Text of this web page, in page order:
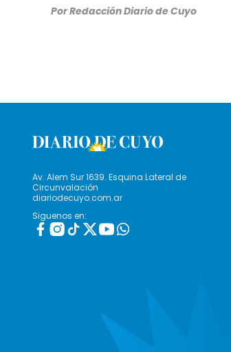
PorRedacción Diario de Cuyo
Av. Alem Sur 1639. Esquina Lateral de
Circunvalación
diariodecuyo.com.ar
Siguenos en: